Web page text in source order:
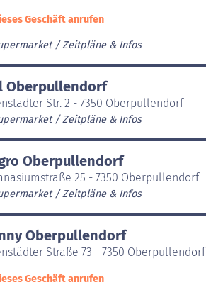
Geschäft anrufen
Zeitpläne & Infos
Oberpullendorf
Str. 2 - 7350 Oberpullendorf
Zeitpläne & Infos
Oberpullendorf
25 - 7350 Oberpullendorf
Zeitpläne & Infos
Oberpullendorf
Straße 73 - 7350 Oberpullendorf
Geschäft anrufen